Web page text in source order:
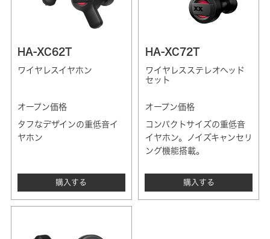
HA-XC62T
ワイヤレスイヤホン
オープン価格
タフなデザインの重低音イ
ヤホン
購入する
HA-XC72T
ワイヤレスステレオヘッド
セット
オープン価格
コンパクトサイズの重低音
イヤホン。ノイズキャンセリ
ング機能搭載。
購入する